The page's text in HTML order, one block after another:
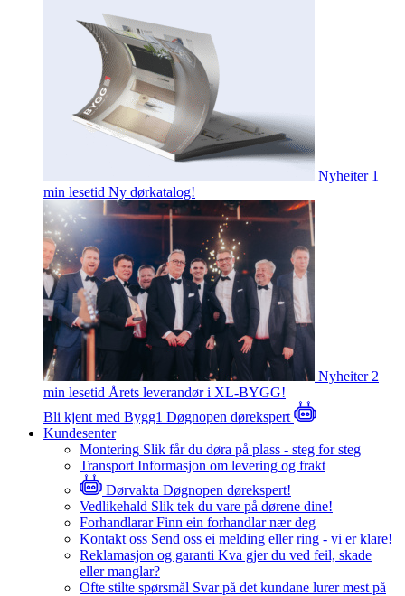
Nyheiter 1
min lesetid Ny dørkatalog!
Nyheiter 2
min lesetid Årets leverandør i XL-BYGG!
Bli kjent med Bygg1 Døgnopen dørekspert
Kundesenter
Montering Slik får du døra på plass - steg for steg
Transport Informasjon om levering og frakt
Dørvakta Døgnopen dørekspert!
Vedlikehald Slik tek du vare på dørene dine!
Forhandlarar Finn ein forhandlar nær deg
Kontakt oss Send oss ei melding eller ring - vi er klare!
Reklamasjon og garanti Kva gjer du ved feil, skade
eller manglar?
Ofte stilte spørsmål Svar på det kundane lurer mest på